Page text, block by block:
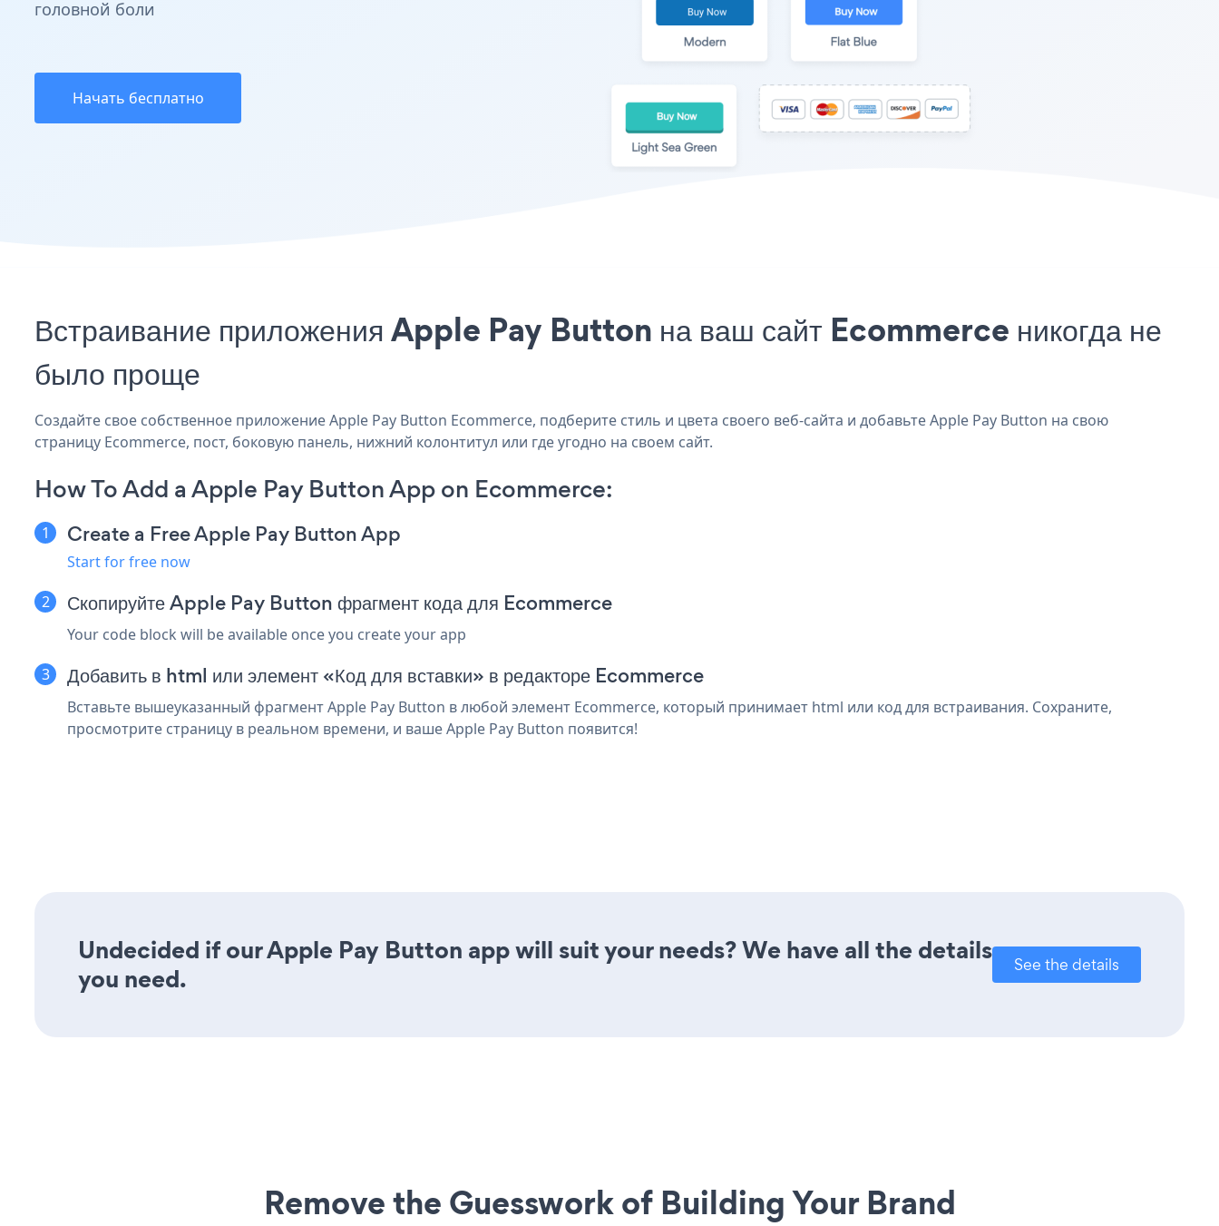
головной боли
Начать бесплатно
Встраивание приложения Apple Pay Button на ваш сайт Ecommerce никогда не
было проще
Создайте свое собственное приложение Apple Pay Button Ecommerce, подберите стиль и цвета своего веб-сайта и добавьте Apple Pay Button на свою
страницу Ecommerce, пост, боковую панель, нижний колонтитул или где угодно на своем сайт.
How To Add a Apple Pay Button App on Ecommerce:
Create a Free Apple Pay Button App
Start for free now
Скопируйте Apple Pay Button фрагмент кода для Ecommerce
Your code block will be available once you create your app
Добавить в html или элемент «Код для вставки» в редакторе Ecommerce
Вставьте вышеуказанный фрагмент Apple Pay Button в любой элемент Ecommerce, который принимает html или код для встраивания. Сохраните,
просмотрите страницу в реальном времени, и ваше Apple Pay Button появится!
Undecided if our Apple Pay Button app will suit your needs? We have all the details
you need.
See the details
Remove the Guesswork of Building Your Brand